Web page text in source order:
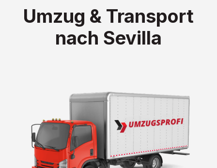
Umzug & Transport
nach Sevilla